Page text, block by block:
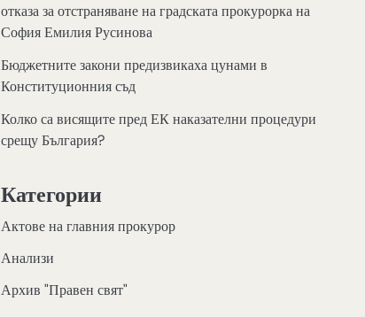
отказа за отстраняване на градската прокурорка на
София Емилия Русинова
Бюджетните закони предизвикаха цунами в
Конституционния съд
Колко са висящите пред ЕК наказателни процедури
срещу България?
Категории
Актове на главния прокурор
Анализи
Архив "Правен свят"